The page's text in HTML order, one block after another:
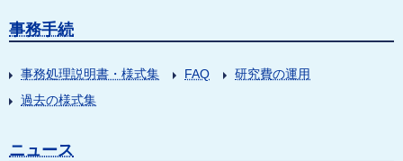
事務手続
事務処理説明書・様式集 FAQ
研究費の運用
過去の様式集
ニュース